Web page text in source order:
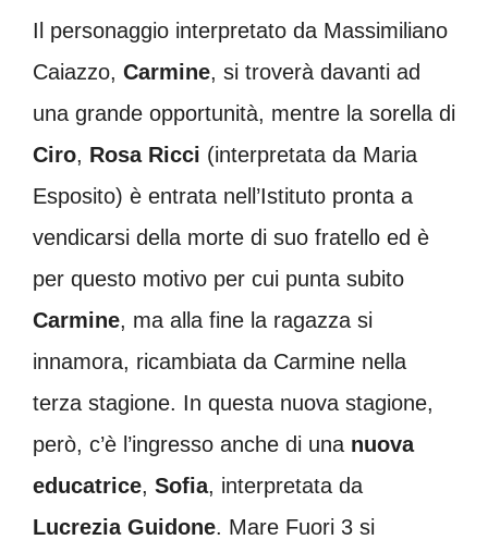
Il personaggio interpretato da Massimiliano
Caiazzo, Carmine, si troverà davanti ad
una grande opportunità, mentre la sorella di
Ciro, Rosa Ricci (interpretata da Maria
Esposito) è entrata nell’Istituto pronta a
vendicarsi della morte di suo fratello ed è
per questo motivo per cui punta subito
Carmine, ma alla fine la ragazza si
innamora, ricambiata da Carmine nella
terza stagione. In questa nuova stagione,
però, c’è l’ingresso anche di una nuova
educatrice, Sofia, interpretata da
Lucrezia Guidone. Mare Fuori 3 si